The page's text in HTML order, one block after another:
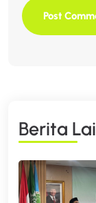
BERITA LAI